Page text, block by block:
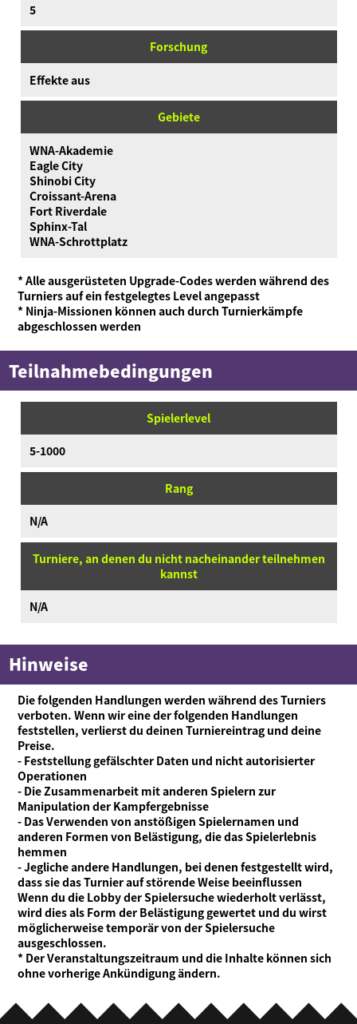
5
Forschung
Effekte aus
Gebiete
WNA-Akademie
Eagle City
Shinobi City
Croissant-Arena
Fort Riverdale
Sphinx-Tal
WNA-Schrottplatz
* Alle ausgerüsteten Upgrade-Codes werden während des
Turniers auf ein festgelegtes Level angepasst
* Ninja-Missionen können auch durch Turnierkämpfe
abgeschlossen werden
Teilnahmebedingungen
Spielerlevel
5-1000
Rang
N/A
Turniere, an denen du nicht nacheinander teilnehmen
kannst
N/A
Hinweise
Die folgenden Handlungen werden während des Turniers
verboten. Wenn wir eine der folgenden Handlungen
feststellen, verlierst du deinen Turniereintrag und deine
Preise.
- Feststellung gefälschter Daten und nicht autorisierter
Operationen
- Die Zusammenarbeit mit anderen Spielern zur
Manipulation der Kampfergebnisse
- Das Verwenden von anstößigen Spielernamen und
anderen Formen von Belästigung, die das Spielerlebnis
hemmen
- Jegliche andere Handlungen, bei denen festgestellt wird,
dass sie das Turnier auf störende Weise beeinflussen
Wenn du die Lobby der Spielersuche wiederholt verlässt,
wird dies als Form der Belästigung gewertet und du wirst
möglicherweise temporär von der Spielersuche
ausgeschlossen.
* Der Veranstaltungszeitraum und die Inhalte können sich
ohne vorherige Ankündigung ändern.